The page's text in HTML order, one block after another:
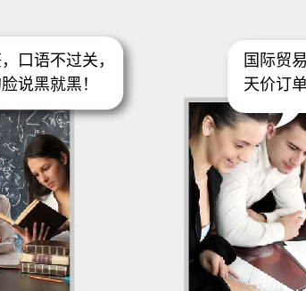
口语不过关，
说黑就黑！
国际贸
天价订